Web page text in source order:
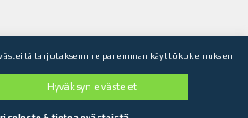
pidätetään.
tarjotaksemme paremman käyttökokemuksen
Hyväksyn evästeet